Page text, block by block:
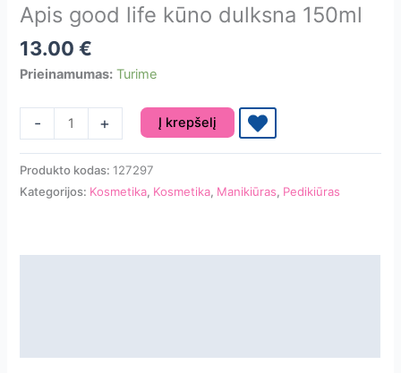
Apis good life kūno dulksna 150ml
13.00€
Prieinamumas: Turime
-
produkto
kiekis:
+ Į krepšelį
Produkto kodas:127297
Kategorijos: Kosmetika, Kosmetika, Manikiūras, Pedikiūras